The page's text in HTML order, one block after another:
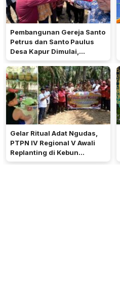
Pembangunan Gereja Santo
Petrus dan Santo Paulus
Desa Kapur Dimulai,
Pemkab Kubu Raya Siapkan
Akses Jalan
Gelar Ritual Adat Ngudas,
PTPN IV Regional V Awali
Replanting di Kebun
Kembayan